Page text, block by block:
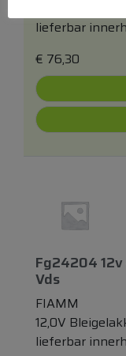
lieferbar
€ 76,30
Fg24204
Vds
FIAMM
12,0V
lieferbar